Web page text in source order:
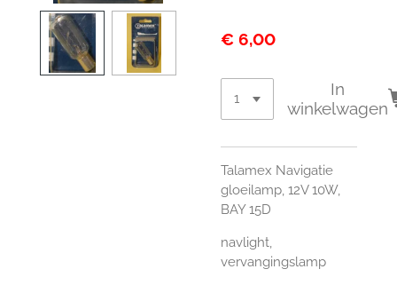
€ 6,00
In
winkelwagen
Talamex Navigatie
gloeilamp, 12V 10W,
BAY 15D
navlight,
vervangingslamp